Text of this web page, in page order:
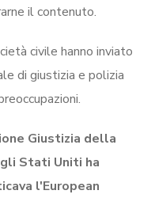
il contenuto.
civile hanno inviato
di giustizia e polizia
Giustizia della
Stati Uniti ha
l'European